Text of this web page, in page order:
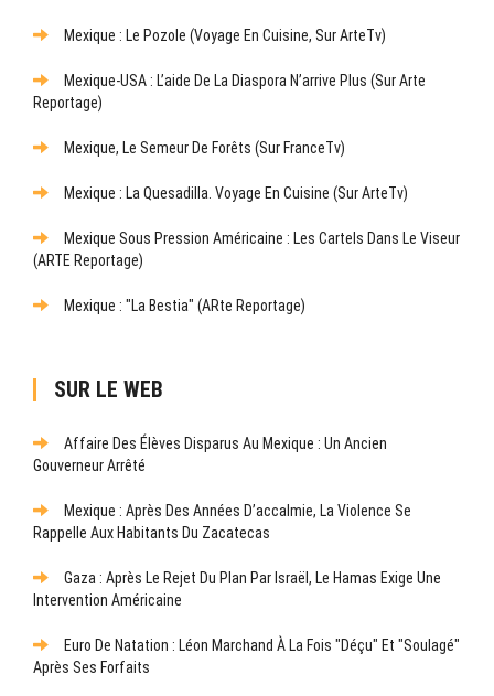
Mexique : Le Pozole (Voyage En Cuisine, Sur ArteTv)
Mexique-USA : L’aide De La Diaspora N’arrive Plus (sur Arte
Reportage)
Mexique, Le Semeur De Forêts (sur FranceTv)
Mexique : La Quesadilla. Voyage En Cuisine (sur ArteTv)
Mexique Sous Pression Américaine : Les Cartels Dans Le Viseur
(ARTE Reportage)
Mexique : "La Bestia" (ARte Reportage)
SUR LE WEB
Affaire Des Élèves Disparus Au Mexique : Un Ancien
Gouverneur Arrêté
Mexique : Après Des Années D’accalmie, La Violence Se
Rappelle Aux Habitants Du Zacatecas
Gaza : Après Le Rejet Du Plan Par Israël, Le Hamas Exige Une
Intervention Américaine
Euro De Natation : Léon Marchand À La Fois "déçu" Et "soulagé"
Après Ses Forfaits